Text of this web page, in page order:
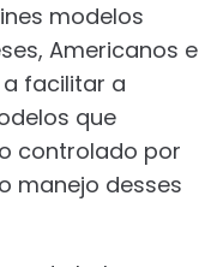
modelos
Americanos e
facilitar a
que
controlado por
manejo desses